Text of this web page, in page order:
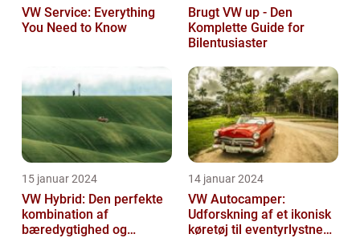
VW Service: Everything
You Need to Know
Brugt VW up - Den
Komplette Guide for
Bilentusiaster
15 januar 2024
VW Hybrid: Den perfekte
kombination af
bæredygtighed og
14 januar 2024
VW Autocamper:
Udforskning af et ikonisk
køretøj til eventyrlystne